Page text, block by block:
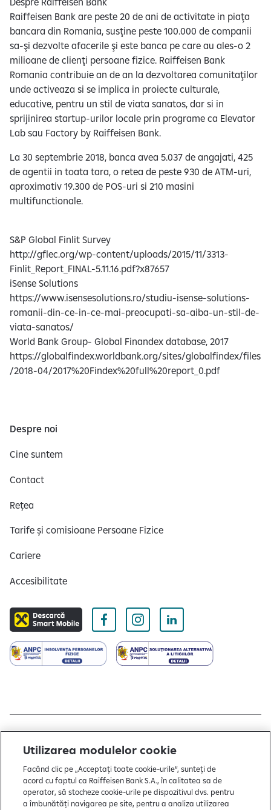
Raiffeisen Bank are peste 20 de ani de activitate in piaţa
bancara din Romania, susţine peste 100.000 de companii
sa-şi dezvolte afacerile şi este banca pe care au ales-o 2
milioane de clienţi persoane fizice. Raiffeisen Bank
Romania contribuie an de an la dezvoltarea comunitaţilor
unde activeaza si se implica in proiecte culturale,
educative, pentru un stil de viata sanatos, dar si in
sprijinirea startup-urilor locale prin programe ca Elevator
Lab sau Factory by Raiffeisen Bank.
La 30 septembrie 2018, banca avea 5.037 de angajati, 425
de agentii in toata tara, o retea de peste 930 de ATM-uri,
aproximativ 19.300 de POS-uri si 210 masini
multifunctionale.
S&P Global Finlit Survey
http://gflec.org/wp-content/uploads/2015/11/3313-
Finlit_Report_FINAL-5.11.16.pdf?x87657
iSense Solutions
https://www.isensesolutions.ro/studiu-isense-solutions-
romanii-din-ce-in-ce-mai-preocupati-sa-aiba-un-stil-de-
viata-sanatos/
World Bank Group- Global Finandex database, 2017
https://globalfindex.worldbank.org/sites/globalfindex/files
/2018-04/2017%20Findex%20full%20report_0.pdf
Despre noi
Cine suntem
Contact
Rețea
Tarife și comisioane Persoane Fizice
Cariere
Accesibilitate
Termeni și condiții
Politică de utilizare cookies
Preferințe cookie-uri
Utilizarea modulelor cookie
Facând clic pe „Acceptați toate cookie-urile”, sunteți de
acord cu faptul ca Raiffeisen Bank S.A., în calitatea sa de
operator, să stocheze cookie-urile pe dispozitivul dvs. pentru
a îmbunătăți navigarea pe site, pentru a analiza utilizarea